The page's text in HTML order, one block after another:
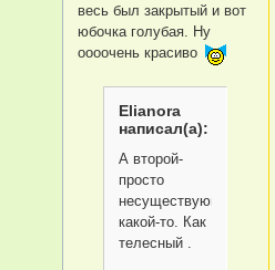
весь был закрытый и вот
юбочка голубая. Ну
оооочень красиво
Elianora
написал(а):
А второй-
просто
несуществующий
какой-то. Как
телесный .